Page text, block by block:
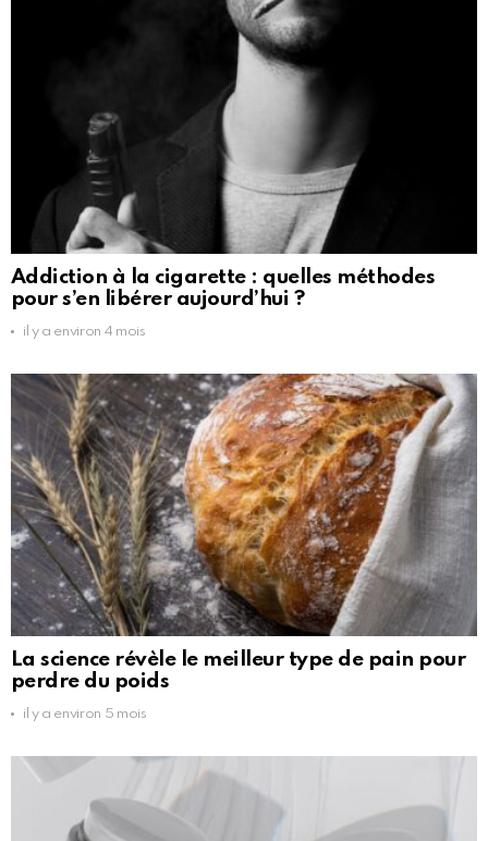
Addiction à la cigarette : quelles méthodes
pour s’en libérer aujourd’hui ?
il y a environ 4 mois
La science révèle le meilleur type de pain pour
perdre du poids
il y a environ 5 mois